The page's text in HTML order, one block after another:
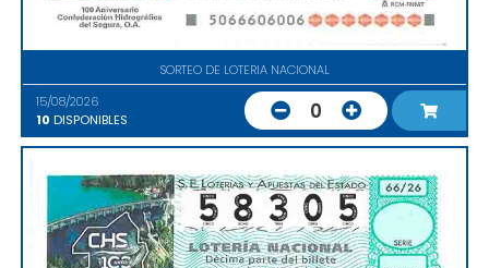
SORTEO DE LOTERIA NACIONAL
15/08/2026
10 DISPONIBLES 0